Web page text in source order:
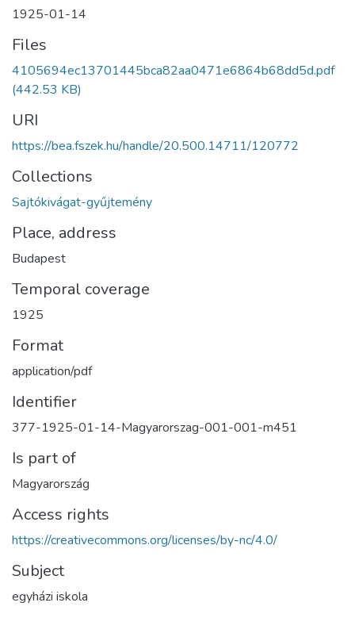
1925-01-14
Files
4105694ec13701445bca82aa0471e6864b68dd5d.pdf
(442.53 KB)
URI
https://bea.fszek.hu/handle/20.500.14711/120772
Collections
Sajtókivágat-gyűjtemény
Place, address
Budapest
Temporal coverage
1925
Format
application/pdf
Identifier
377-1925-01-14-Magyarorszag-001-001-m451
Is part of
Magyarország
Access rights
https://creativecommons.org/licenses/by-nc/4.0/
Subject
egyházi iskola